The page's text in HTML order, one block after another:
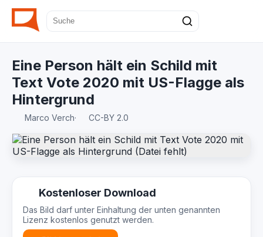
Eine Person hält ein Schild mit
Text Vote 2020 mit US-Flagge als
Hintergrund
Marco Verch· CC-BY 2.0
Kostenloser Download
Das Bild darf unter Einhaltung der unten genannten
Lizenz kostenlos genutzt werden.